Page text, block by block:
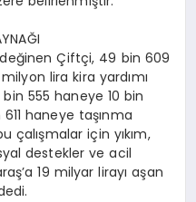
Çiftçi, 49 bin 609
lira kira yardımı
bin 555 haneye 10 bin
haneye taşınma
çalışmalar için yıkım,
destekler ve acil
19 milyar lirayı aşan